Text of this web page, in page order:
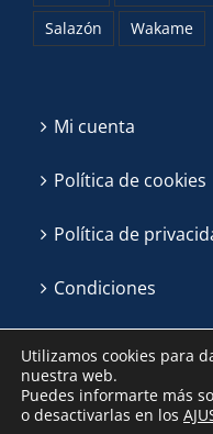
Salazón
Wakame
Mi cuenta
Política de cookies
Política de
Condiciones
Utilizamos cookies para
nuestra web.
Puedes informarte más
o desactivarlas en los